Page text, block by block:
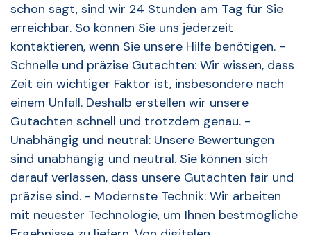
schon sagt, sind wir 24 Stunden am Tag für Sie
erreichbar. So können Sie uns jederzeit
kontaktieren, wenn Sie unsere Hilfe benötigen. -
Schnelle und präzise Gutachten: Wir wissen, dass
Zeit ein wichtiger Faktor ist, insbesondere nach
einem Unfall. Deshalb erstellen wir unsere
Gutachten schnell und trotzdem genau. -
Unabhängig und neutral: Unsere Bewertungen
sind unabhängig und neutral. Sie können sich
darauf verlassen, dass unsere Gutachten fair und
präzise sind. - Modernste Technik: Wir arbeiten
mit neuester Technologie, um Ihnen bestmögliche